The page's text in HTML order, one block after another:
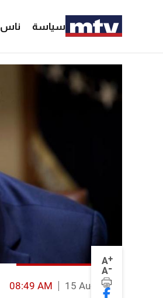
سياسة ناس
A+
A-
15 Aug 2023
08:49 AM